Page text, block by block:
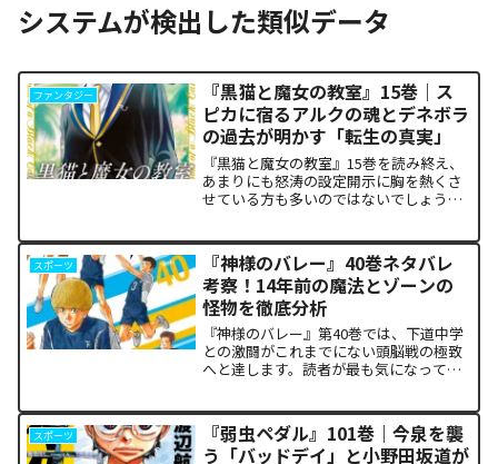
システムが検出した類似データ
ファンタジー
『黒猫と魔女の教室』15巻｜ス
ピカに宿るアルクの魂とデネボラ
の過去が明かす「転生の真実」
『黒猫と魔女の教室』15巻を読み終え、
あまりにも怒涛の設定開示に胸を熱くさ
せている方も多いのではないでしょう
ドの裏側で、本作最大のミステリーであ
った「アルクの正体」と...
スポーツ
『神様のバレー』40巻ネタバレ
考察！14年前の魔法とゾーンの
怪物を徹底分析
『神様のバレー』第40巻では、下道中学
との激闘がこれまでにない頭脳戦の極致
へと達します。読者が最も気になってい
阿月総一が口にした「14年前の魔法（呪
い）」の謎まで、本...
スポーツ
『弱虫ペダル』101巻｜今泉を襲
う「バッドデイ」と小野田坂道が